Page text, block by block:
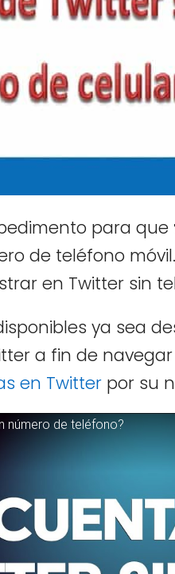
para que
de teléfono
en Twitter sin
ya sea
a fin de
en Twitter por su
número de teléfono?